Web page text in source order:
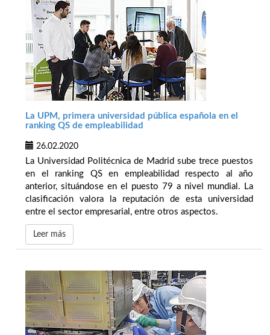
La UPM, primera universidad pública española en el
ranking QS de empleabilidad
26.02.2020
La Universidad Politécnica de Madrid sube trece puestos
en el ranking QS en empleabilidad respecto al año
anterior, situándose en el puesto 79 a nivel mundial. La
clasificación valora la reputación de esta universidad
entre el sector empresarial, entre otros aspectos.
Leer más